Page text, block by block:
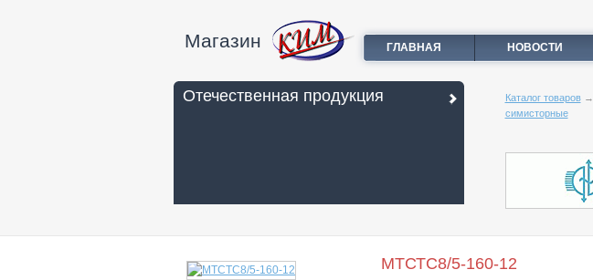
Магазин ГЛАВНАЯ НОВОСТИ
Отечественная продукция Каталог товаров→
симисторные
МТСТС8/5-160-12